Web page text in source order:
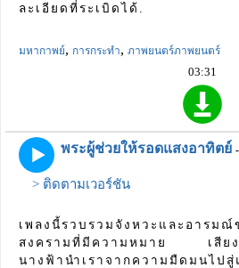
ละเอียดที่ระเบิดได้.
มหากาพย์, การกระทำ, ภาพยนตร์ภาพยนตร์
03:31
พระผู้ช่วยให้รอดแสงอาทิตย์
> ติดตามเวอร์ชัน
เพลงนี้รวบรวมจังหวะและอารมณ์
สงครามที่มีความหมาย เสียง
นางฟ้านำเราจากความมืดมนไปสู่